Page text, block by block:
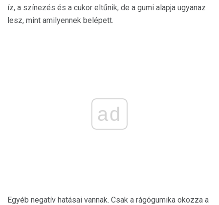
íz, a színezés és a cukor eltűnik, de a gumi alapja ugyanaz
lesz, mint amilyennek belépett.
ad
Egyéb negatív hatásai vannak. Csak a rágógumika okozza a